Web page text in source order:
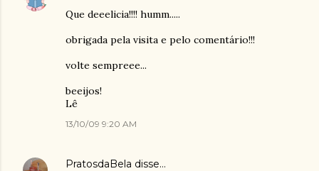
Que deeelicia!!!! humm.....
obrigada pela visita e pelo comentário!!!
volte sempreee...
beeijos!
Lê
13/10/09 9:20 AM
PratosdaBela disse…